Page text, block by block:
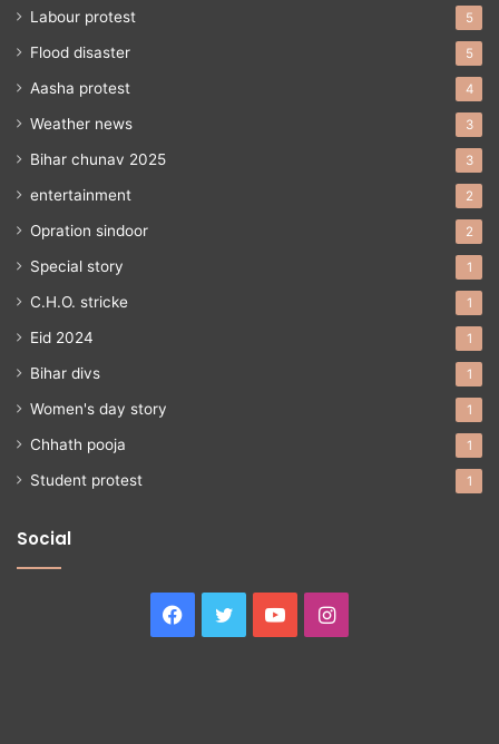
Labour protest 5
Flood disaster 5
Aasha protest 4
Weather news 3
Bihar chunav 2025 3
entertainment 2
Opration sindoor 2
Special story 1
C.H.O. stricke 1
Eid 2024 1
Bihar divs 1
Women's day story 1
Chhath pooja 1
Student protest 1
Social
Facebook
Twitter YouTubeInstagram